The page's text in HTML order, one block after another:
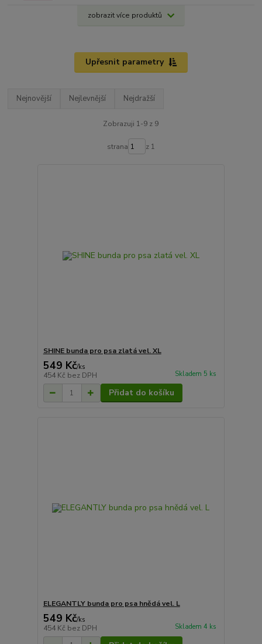
zobrazit více produktů
Upřesnit parametry
Nejnovější Nejlevnější Nejdražší
Zobrazuji 1-9 z 9
strana z 1
SHINE bunda pro psa zlatá vel. XL
549 Kč/ks
454 Kč bez DPH Skladem 5 ks
Přidat do košíku
ELEGANTLY bunda pro psa hnědá vel. L
549 Kč/ks
454 Kč bez DPH Skladem 4 ks